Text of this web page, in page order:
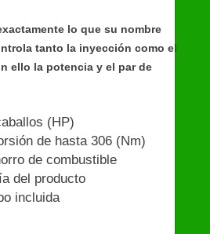
lo que su nombre
tanto la inyección como el
ello la potencia y el par de
(HP)
de hasta 306 (Nm)
de combustible
del producto
incluida